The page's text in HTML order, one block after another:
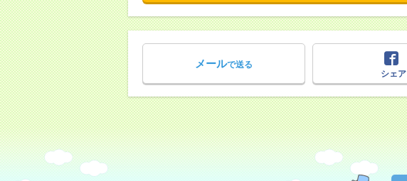
メールで送る
シェア